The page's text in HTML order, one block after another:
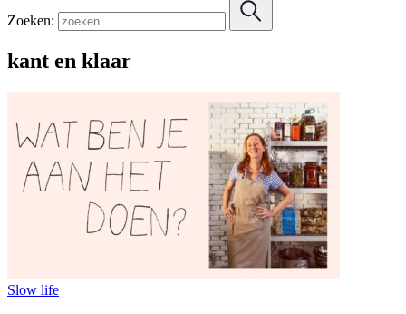
Zoeken:
kant en klaar
Slow life